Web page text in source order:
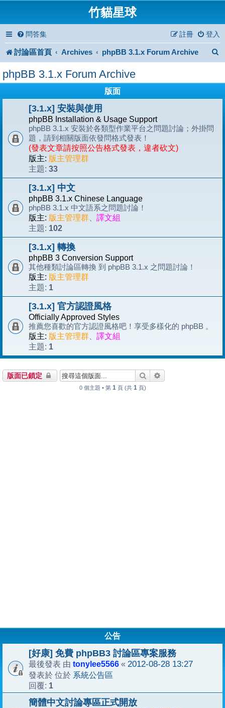
竹貓星球
問答集 登入
註冊
討論區首頁 Archives phpBB 3.1.x Forum Archive
phpBB 3.1.x Forum Archive
版面
[3.1.x] 安裝與使用
phpBB Installation & Usage Support
phpBB 3.1.x 安裝於各類型作業平台之問題討論；外掛問
題，請到相關版面依發問格式發表！
(發表文章請按照公告格式發表，違者砍文)
版主: 版主管理群
主題: 33
[3.1.x] 中文
phpBB 3.1.x Chinese Language
phpBB 3.1.x 中文語系之問題討論！
版主: 版主管理群
譯文組
主題: 102
[3.1.x] 轉換
phpBB 3 Conversion Support
其他種類討論區轉換 到 phpBB 3.1.x 之問題討論！
版主: 版主管理群
主題: 1
[3.1.x] 官方認證風格
Officially Approved Styles
推薦您喜歡的官方認證風格吧！享受多樣化的 phpBB 。
版主: 版主管理群
譯文組
主題: 1
版面已鎖定 搜尋
0 個主題 • 第 1 頁 (共 1 頁)
公告
[好康] 免費 phpBB3 討論區專案服務
最後發表 由 tonylee5566 « 2012-08-28 13:27
發表於 位於 系統公告區
回覆: 1
簡體中文討論專區正式開放